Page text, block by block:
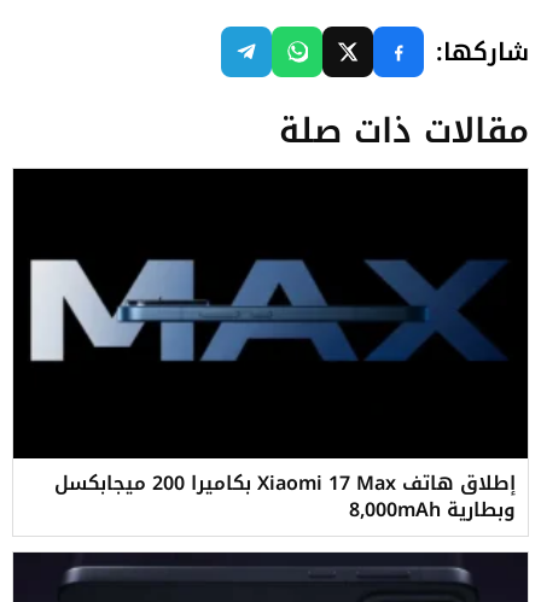
شاركها:
مقالات ذات صلة
إطلاق هاتف Xiaomi 17 Max بكاميرا 200 ميجابكسل
وبطارية 8,000mAh